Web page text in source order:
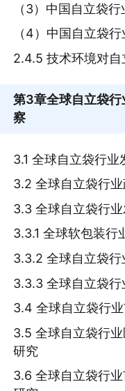
（3）中国自立袋
（4）中国自立袋
2.4.5 技术环境对
第3章全球自立袋
察
3.1 全球自立袋行业
3.2 全球自立袋行
3.3 全球自立袋行
3.3.1 全球软包装行
3.3.2 全球自立袋
3.3.3 全球自立袋
3.4 全球自立袋行
3.5 全球自立袋行
研究
3.6 全球自立袋行